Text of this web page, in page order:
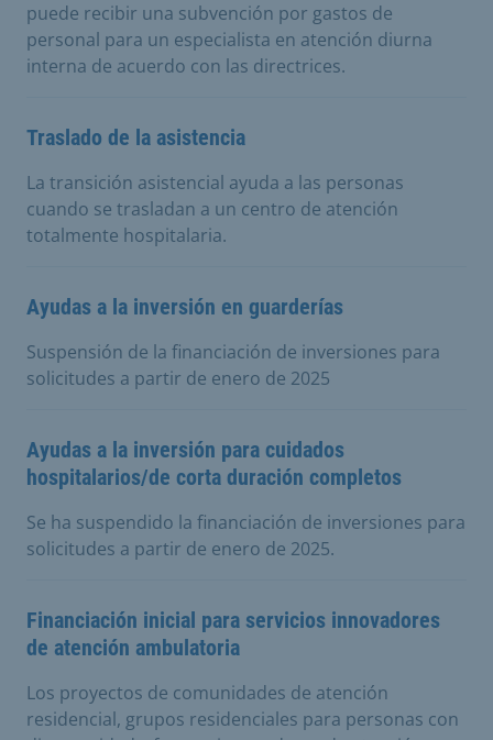
puede recibir una subvención por gastos de
personal para un especialista en atención diurna
interna de acuerdo con las directrices.
Traslado de la asistencia
La transición asistencial ayuda a las personas
cuando se trasladan a un centro de atención
totalmente hospitalaria.
Ayudas a la inversión en guarderías
Suspensión de la financiación de inversiones para
solicitudes a partir de enero de 2025
Ayudas a la inversión para cuidados
hospitalarios/de corta duración completos
Se ha suspendido la financiación de inversiones para
solicitudes a partir de enero de 2025.
Financiación inicial para servicios innovadores
de atención ambulatoria
Los proyectos de comunidades de atención
residencial, grupos residenciales para personas con